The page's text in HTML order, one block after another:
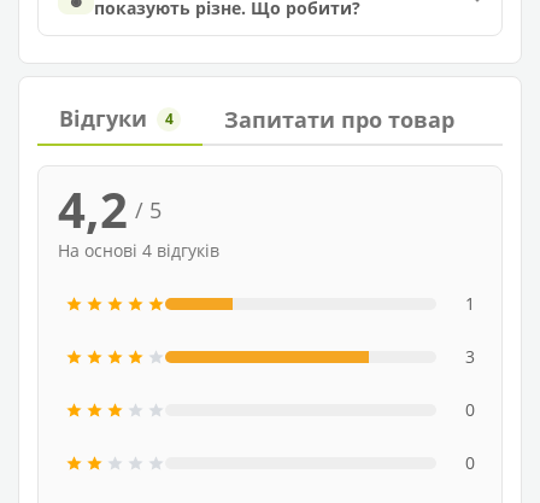
показують різне. Що робити?
Відгуки 4 Запитати про товар
4,2 / 5
На основі 4 відгуків
1
3
0
0